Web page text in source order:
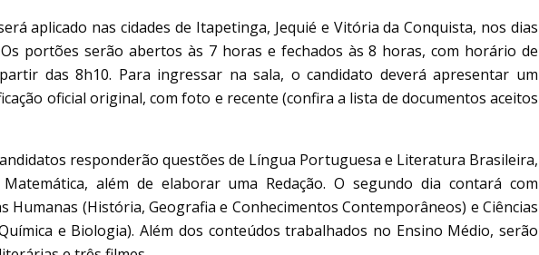
aplicado nas cidades de Itapetinga, Jequié e Vitória da Conquista, nos dias
Os portões serão abertos às 7 horas e fechados às 8 horas, com horário de
das 8h10. Para ingressar na sala, o candidato deverá apresentar um
oficial original, com foto e recente (confira a lista de documentos aceitos
responderão questões de Língua Portuguesa e Literatura Brasileira,
além de elaborar uma Redação. O segundo dia contará com
Humanas (História, Geografia e Conhecimentos Contemporâneos) e Ciências
e Biologia). Além dos conteúdos trabalhados no Ensino Médio, serão